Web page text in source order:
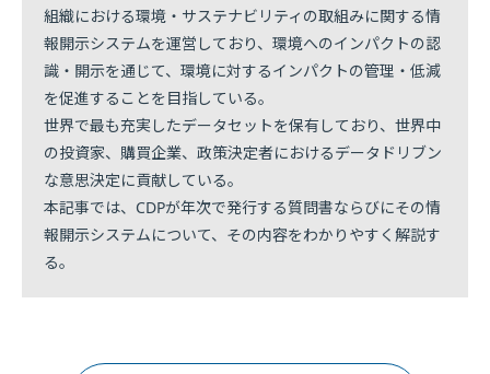
組織における環境・サステナビリティの取組みに関する情
報開示システムを運営しており、環境へのインパクトの認
識・開示を通じて、環境に対するインパクトの管理・低減
を促進することを目指している。
世界で最も充実したデータセットを保有しており、世界中
の投資家、購買企業、政策決定者におけるデータドリブン
な意思決定に貢献している。
本記事では、CDPが年次で発行する質問書ならびにその情
報開示システムについて、その内容をわかりやすく解説す
る。